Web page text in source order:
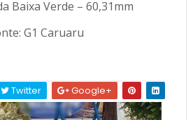
Baixa Verde – 60,31mm
G1 Caruaru
Twitter Google+